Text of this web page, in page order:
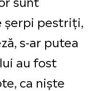
şerpi pestriţi,
s-ar putea
au fost
ca nişte